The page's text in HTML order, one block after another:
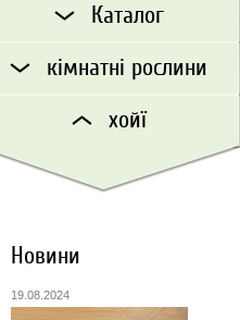
Каталог
кімнатні рослини
хойї
Новини
19.08.2024